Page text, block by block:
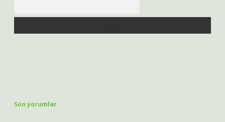
Son yorumlar